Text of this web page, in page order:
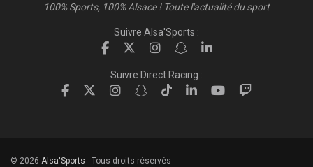
100% Sports, 100% Alsace ! Toute l'actualité du sport
Suivre Alsa'Sports :
Suivre Direct Racing :
© 2026 Alsa'Sports - Tous droits réservés